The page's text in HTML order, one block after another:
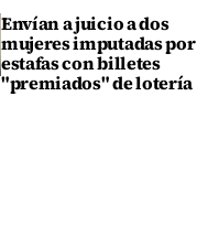
Envían a juicio a dos
mujeres imputadas por
estafas con billetes
"premiados" de lotería